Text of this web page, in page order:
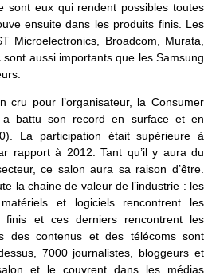
sont eux qui rendent possibles toutes
ensuite dans les produits finis. Les
Microelectronics, Broadcom, Murata,
aussi importants que les Samsung
cru pour l’organisateur, la Consumer
a battu son record en surface et en
La participation était supérieure à
rapport à 2012. Tant qu’il y aura du
ce salon aura sa raison d’être.
la chaine de valeur de l’industrie : les
et logiciels rencontrent les
finis et ces derniers rencontrent les
des contenus et des télécoms sont
7000 journalistes, bloggeurs et
et le couvrent dans les médias